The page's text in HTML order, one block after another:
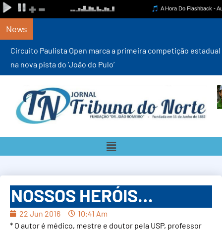
News
Circuito Paulista Open marca a primeira competição estadual
na nova pista do ‘João do Pulo’
NOSSOS HERÓIS…
22 Jun 2016
10:41 Am
* O autor é médico, mestre e doutor pela USP, professor